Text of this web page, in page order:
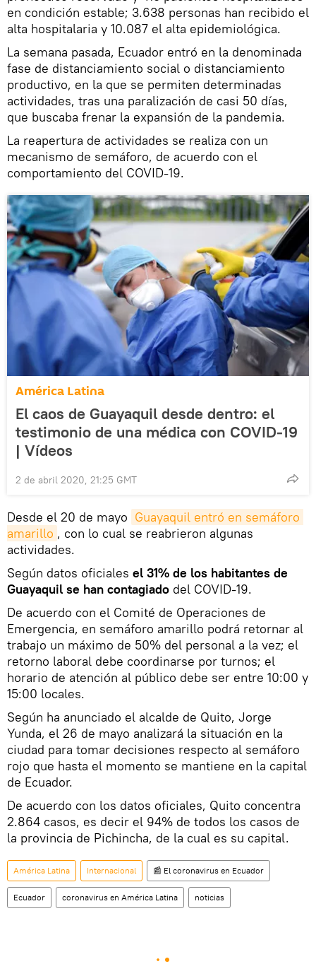
en condición estable; 3.638 personas han recibido el
alta hospitalaria y 10.087 el alta epidemiológica.
La semana pasada, Ecuador entró en la denominada
fase de distanciamiento social o distanciamiento
productivo, en la que se permiten determinadas
actividades, tras una paralización de casi 50 días,
que buscaba frenar la expansión de la pandemia.
La reapertura de actividades se realiza con un
mecanismo de semáforo, de acuerdo con el
comportamiento del COVID-19.
América Latina
El caos de Guayaquil desde dentro: el
testimonio de una médica con COVID-19
| Vídeos
2 de abril 2020, 21:25 GMT
Desde el 20 de mayo Guayaquil entró en semáforo
amarillo , con lo cual se reabrieron algunas
actividades.
Según datos oficiales el 31% de los habitantes de
Guayaquil se han contagiado del COVID-19.
De acuerdo con el Comité de Operaciones de
Emergencia, en semáforo amarillo podrá retornar al
trabajo un máximo de 50% del personal a la vez; el
retorno laboral debe coordinarse por turnos; el
horario de atención al público debe ser entre 10:00 y
15:00 locales.
Según ha anunciado el alcalde de Quito, Jorge
Yunda, el 26 de mayo analizará la situación en la
ciudad para tomar decisiones respecto al semáforo
rojo que hasta el momento se mantiene en la capital
de Ecuador.
De acuerdo con los datos oficiales, Quito concentra
2.864 casos, es decir el 94% de todos los casos de
la provincia de Pichincha, de la cual es su capital.
América Latina Internacional 📰 El coronavirus en Ecuador
Ecuador coronavirus en América Latina noticias